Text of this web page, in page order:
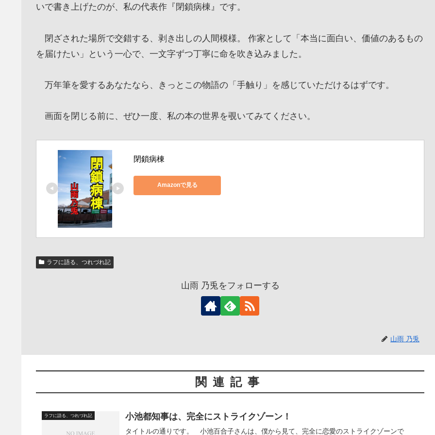
いで書き上げたのが、私の代表作『閉鎖病棟』です。
閉ざされた場所で交錯する、剥き出しの人間模様。 作家として「本当に面白い、価値のあるもの
を届けたい」という一心で、一文字ずつ丁寧に命を吹き込みました。
万年筆を愛するあなたなら、きっとこの物語の「手触り」を感じていただけるはずです。
画面を閉じる前に、ぜひ一度、私の本の世界を覗いてみてください。
閉鎖病棟
Amazonで見る
ラフに語る、つれづれ記
山雨 乃兎をフォローする
山雨 乃兎
関連記事
ラフに語る、つれづれ記 小池都知事は、完全にストライクゾーン！
タイトルの通りです。 小池百合子さんは、僕から見て、完全に恋愛のストライクゾーンで